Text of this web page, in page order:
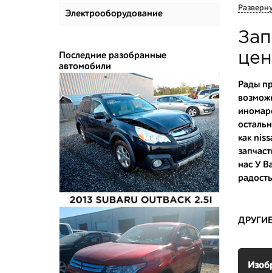
Электрооборудование
Последние разобранные
автомобили
Мы
Многие
-
- сняты
Рады
как
нас У